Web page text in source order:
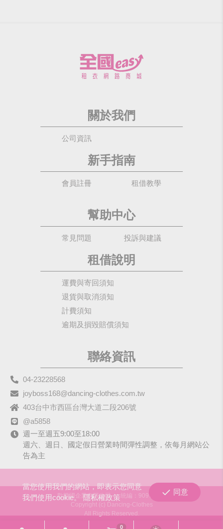
關於我們
公司資訊
新手指南
會員註冊 租借教學
幫助中心
常見問題 投訴與建議
租借說明
運費與寄回須知
退貨與取消須知
計費須知
逾期及損毀賠償須知
聯絡資訊
04-23228568
joyboss168@dancing-clothes.com.tw
403台中市西區台灣大道二段206號
@a5858
週一至週五9:00至18:00
週六、週日、國定假日營業時間彈性調整，依每月網站公
告為主
歡樂國企業有限公司
統編：90979680
Copyright (c) Dancing-Clothes
All Rights Reserved.
當您使用我們的網站，即表示您同意
我們使用cookie。隱私權政策
同意
0